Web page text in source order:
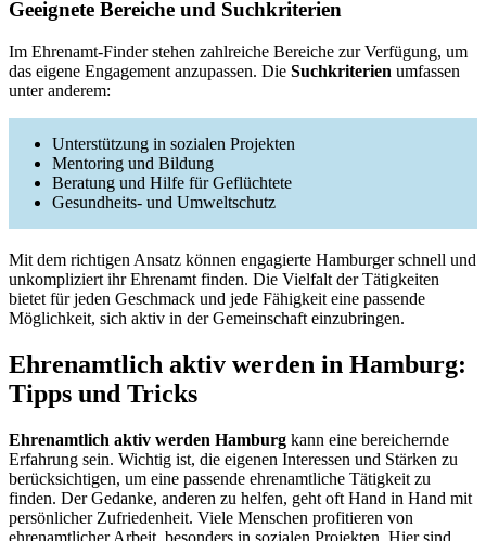
Geeignete Bereiche und Suchkriterien
Im Ehrenamt-Finder stehen zahlreiche Bereiche zur Verfügung, um
das eigene Engagement anzupassen. Die Suchkriterien umfassen
unter anderem:
Unterstützung in sozialen Projekten
Mentoring und Bildung
Beratung und Hilfe für Geflüchtete
Gesundheits- und Umweltschutz
Mit dem richtigen Ansatz können engagierte Hamburger schnell und
unkompliziert ihr Ehrenamt finden. Die Vielfalt der Tätigkeiten
bietet für jeden Geschmack und jede Fähigkeit eine passende
Möglichkeit, sich aktiv in der Gemeinschaft einzubringen.
Ehrenamtlich aktiv werden in Hamburg:
Tipps und Tricks
Ehrenamtlich aktiv werden Hamburg kann eine bereichernde
Erfahrung sein. Wichtig ist, die eigenen Interessen und Stärken zu
berücksichtigen, um eine passende ehrenamtliche Tätigkeit zu
finden. Der Gedanke, anderen zu helfen, geht oft Hand in Hand mit
persönlicher Zufriedenheit. Viele Menschen profitieren von
ehrenamtlicher Arbeit, besonders in sozialen Projekten. Hier sind